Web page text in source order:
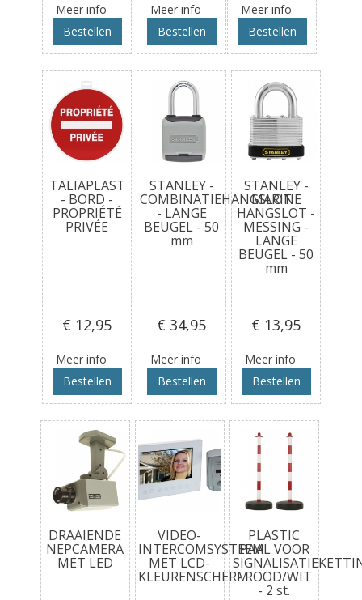
Meer info
Bestellen
Meer info
Bestellen
Meer info
Bestellen
TALIAPLAST
- BORD -
PROPRIÉTÉ
PRIVÉE
€ 12,95
Meer info
Bestellen
STANLEY -
COMBINATIEHANGSLOT
- LANGE
BEUGEL - 50
mm
€ 34,95
Meer info
Bestellen
STANLEY -
MARINE
HANGSLOT -
MESSING -
LANGE
BEUGEL - 50
mm
€ 13,95
Meer info
Bestellen
DRAAIENDE
NEPCAMERA
MET LED
VIDEO-
INTERCOMSYSTEEM
MET LCD-
KLEURENSCHERM
PLASTIC
PAAL VOOR
- ROOD/WIT
- 2 st.